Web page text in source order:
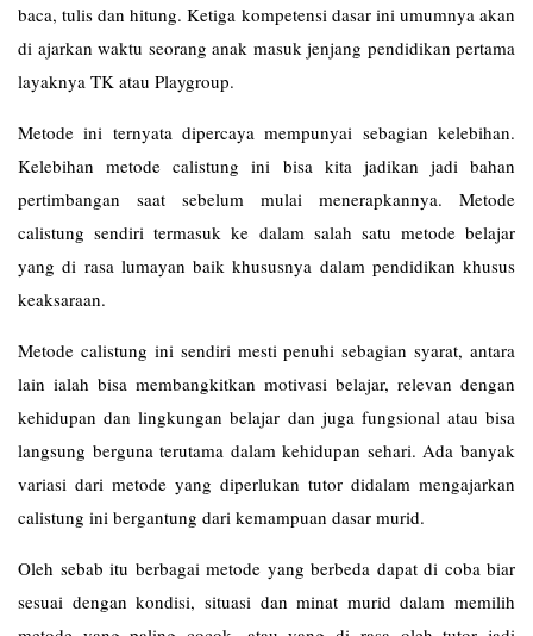
baca, tulis dan hitung. Ketiga kompetensi dasar ini umumnya akan
di ajarkan waktu seorang anak masuk jenjang pendidikan pertama
layaknya TK atau Playgroup.
Metode ini ternyata dipercaya mempunyai sebagian kelebihan.
Kelebihan metode calistung ini bisa kita jadikan jadi bahan
pertimbangan saat sebelum mulai menerapkannya. Metode
calistung sendiri termasuk ke dalam salah satu metode belajar
yang di rasa lumayan baik khususnya dalam pendidikan khusus
keaksaraan.
Metode calistung ini sendiri mesti penuhi sebagian syarat, antara
lain ialah bisa membangkitkan motivasi belajar, relevan dengan
kehidupan dan lingkungan belajar dan juga fungsional atau bisa
langsung berguna terutama dalam kehidupan sehari. Ada banyak
variasi dari metode yang diperlukan tutor didalam mengajarkan
calistung ini bergantung dari kemampuan dasar murid.
Oleh sebab itu berbagai metode yang berbeda dapat di coba biar
sesuai dengan kondisi, situasi dan minat murid dalam memilih